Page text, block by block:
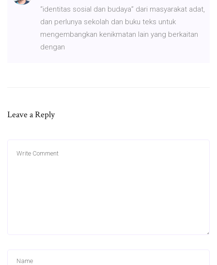
“identitas sosial dan budaya” dari masyarakat adat,
dan perlunya sekolah dan buku teks untuk
mengembangkan kenikmatan lain yang berkaitan
dengan
Leave a Reply